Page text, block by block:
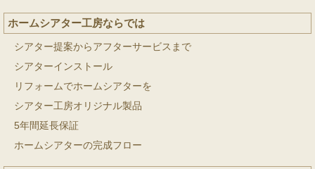
ホームシアター工房ならでは
シアター提案からアフターサービスまで
シアターインストール
リフォームでホームシアターを
シアター工房オリジナル製品
5年間延長保証
ホームシアターの完成フロー